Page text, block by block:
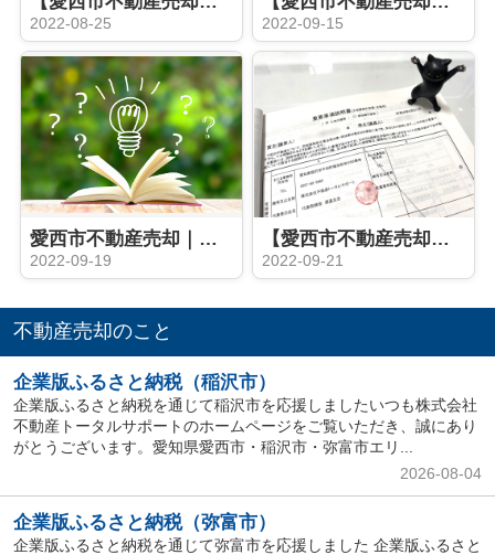
2022-08-25 2022-09-15
愛西市不動産売却｜家屋番号とは？
2022-09-19
【愛西市不動産売却】契約同日決済
2022-09-21
不動産売却のこと
企業版ふるさと納税（稲沢市）
企業版ふるさと納税を通じて稲沢市を応援しましたいつも株式会社
不動産トータルサポートのホームページをご覧いただき、誠にあり
がとうございます。愛知県愛西市・稲沢市・弥富市エリ...
2026-08-04
企業版ふるさと納税（弥富市）
企業版ふるさと納税を通じて弥富市を応援しました 企業版ふるさと